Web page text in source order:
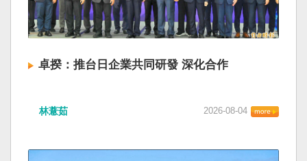
卓揆：推台日企業共同研發 深化合作
林薏茹 2026-08-04